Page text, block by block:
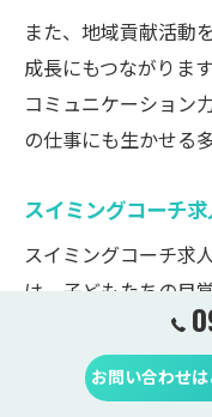
また、地域貢献活動
成長にもつながりま
コミュニケーション
の仕事にも生かせる
スイミングコーチ
スイミングコーチ求
は、子どもたちの目
す。最初は水に顔を
月後には自信を持っ
としての達成感に直
お問い合わせ